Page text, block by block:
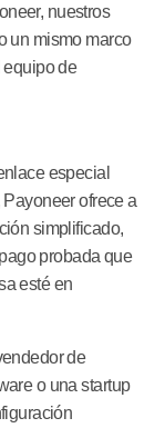
nuestros
un mismo marco
equipo de
especial
Payoneer ofrece a
simplificado,
probada que
esté en
de
o una startup